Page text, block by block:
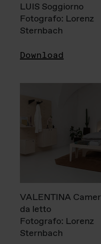
LUIS Soggiorno
Fotografo: Lorenz
Sternbach
Download
VALENTINA
da letto
Fotografo: Lorenz
Sternbach